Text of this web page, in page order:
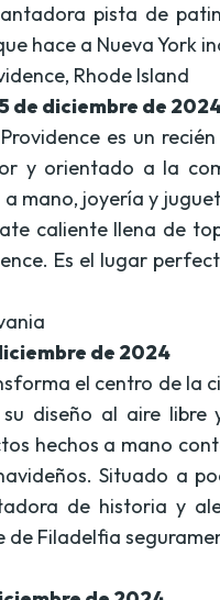
pista de
hace a Nueva York
Rhode Island
de diciembre de
es un
y orientado a la
mano, joyería y
caliente llena de
Es el lugar
de 2024
el centro de la
diseño al aire
hechos a mano
Situado a
de historia y
Filadelfia